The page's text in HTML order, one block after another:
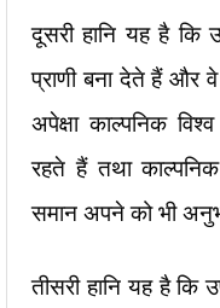
दूसरी हानि यह है कि
प्राणी बना देते हैं और
अपेक्षा काल्पनिक
रहते हैं तथा
समान अपने को भी
तीसरी हानि यह है कि